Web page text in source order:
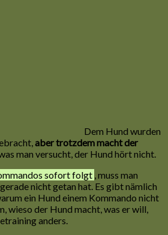
Dem Hund wurden
aber trotzdem macht der
man versucht, der Hund hört nicht.
sofort folgt , muss man
nicht getan hat. Es gibt nämlich
ein Hund einem Kommando nicht
wieso der Hund macht, was er will,
anders.